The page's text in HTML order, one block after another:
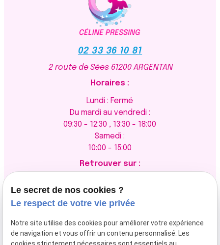
02 33 36 10 81
2 route de Sées 61200 ARGENTAN
Horaires :
Lundi : Fermé
Du mardi au vendredi :
09:30 - 12:30 , 13:30 - 18:00
Samedi :
10:00 - 15:00
Retrouver sur :
Newsletter
Le secret de nos cookies ?
Le respect de votre vie privée
Notre site utilise des cookies pour améliorer votre expérience
de navigation et vous offrir un contenu personnalisé. Les